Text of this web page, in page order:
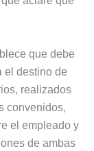
que debe
el destino de
realizados
convenidos,
el empleado y
de ambas